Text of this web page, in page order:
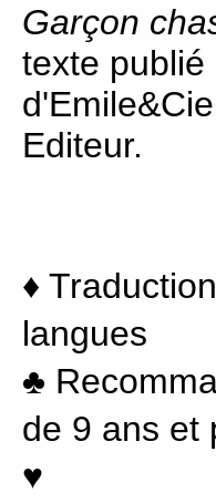
Garçon
texte
Editeur.
♦
langues
♣
de 9 ans et
♥